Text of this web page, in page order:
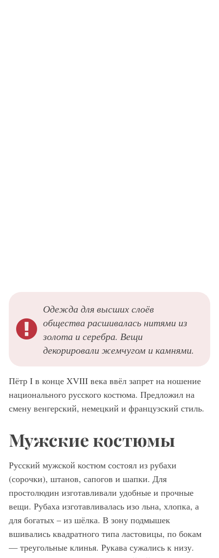
Одежда для высших слоёв
общества расшивалась нитями из
золота и серебра. Вещи
декорировали жемчугом и камнями.
Пётр I в конце XVIII века ввёл запрет на ношение
национального русского костюма. Предложил на
смену венгерский, немецкий и французский стиль.
Мужские костюмы
Русский мужской костюм состоял из рубахи
(сорочки), штанов, сапогов и шапки. Для
простолюдин изготавливали удобные и прочные
вещи. Рубаха изготавливалась изо льна, хлопка, а
для богатых – из шёлка. В зону подмышек
вшивались квадратного типа ластовицы, по бокам
— треугольные клинья. Рукава сужались к низу.